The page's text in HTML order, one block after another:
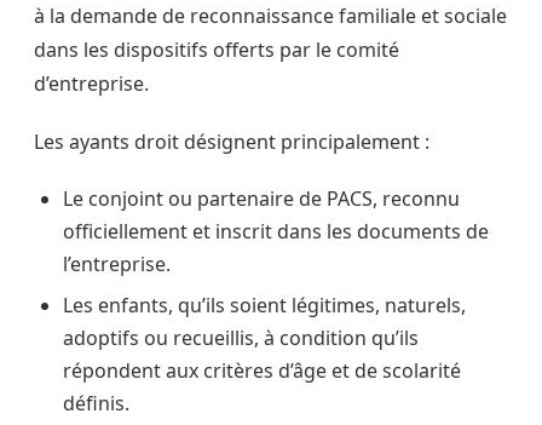
à la demande de reconnaissance familiale et sociale
dans les dispositifs offerts par le comité
d’entreprise.
Les ayants droit désignent principalement :
Le conjoint ou partenaire de PACS, reconnu
officiellement et inscrit dans les documents de
l’entreprise.
Les enfants, qu’ils soient légitimes, naturels,
adoptifs ou recueillis, à condition qu’ils
répondent aux critères d’âge et de scolarité
définis.